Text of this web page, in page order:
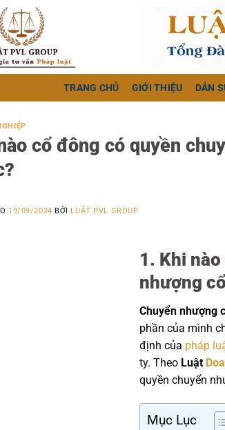
TRANG CHỦ GIỚI THIỆU DÂN
cổ đông có quyền
19/09/2024 BỞI LUẬT PVL GROUP
1. Khi
nhượng
Chuyển nhượng
phần của mình
định của pháp
ty. Theo Luật
quyền chuyển
Mục Lục